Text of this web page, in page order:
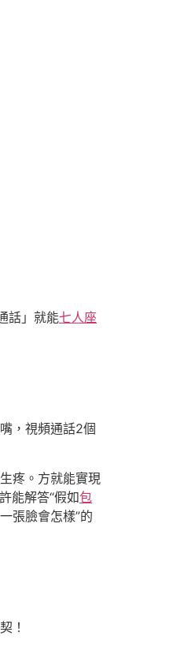
話」就能七人座
，視頻通話2個
疼。方就能實現
能解答“假如包
張臉會怎樣”的
！